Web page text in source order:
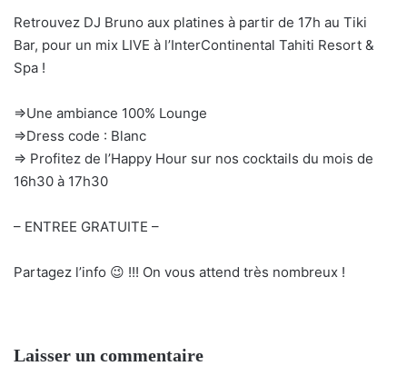
Retrouvez DJ Bruno aux platines à partir de 17h au Tiki
Bar, pour un mix LIVE à l’InterContinental Tahiti Resort &
Spa !
=>Une ambiance 100% Lounge
=>Dress code : Blanc
=> Profitez de l’Happy Hour sur nos cocktails du mois de
16h30 à 17h30
– ENTREE GRATUITE –
Partagez l’info 😉 !!! On vous attend très nombreux !
Laisser un commentaire